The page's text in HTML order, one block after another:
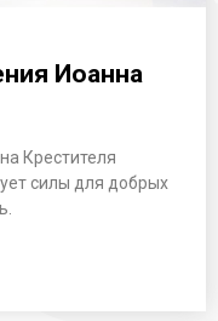
Иоанна
Крестителя
силы для добрых